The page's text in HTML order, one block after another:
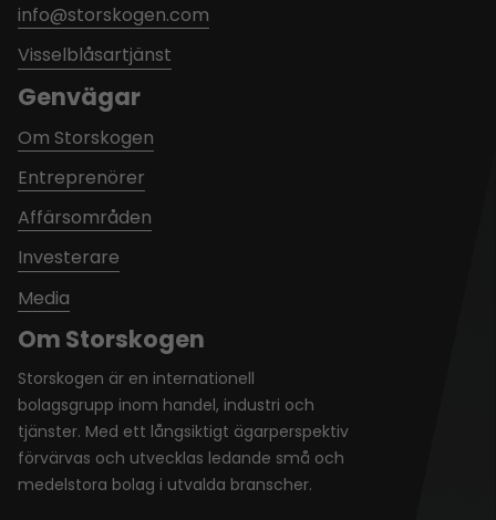
Om Storskogen
Storskogen är en internationell
bolagsgrupp inom handel, industri och
tjänster. Med ett långsiktigt ägarperspektiv
förvärvas och utvecklas ledande små och
medelstora bolag i utvalda branscher.
info@storskogen.com
Visselblåsartjänst
Genvägar
Om Storskogen
Entreprenörer
Affärsområden
Investerare
Media